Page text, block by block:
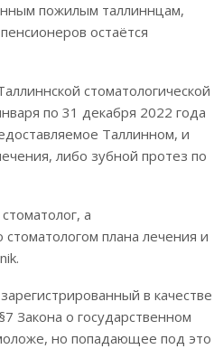
пожилым таллиннцам,
остаётся
стоматологической
по 31 декабря 2022 года
Таллинном, и
либо зубной протез по
а
стоматологом плана лечения и
зарегистрированный в качестве
Закона о государственном
но попадающее под это